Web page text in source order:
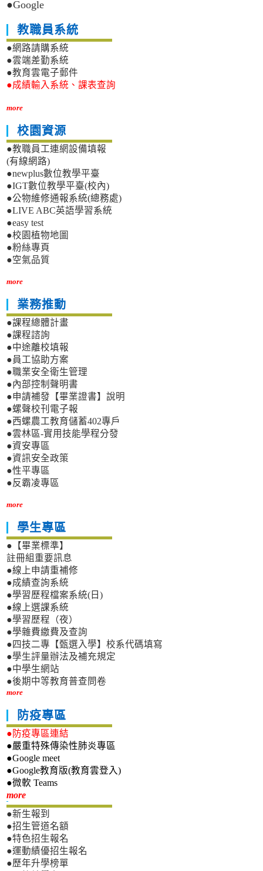
●Google
教職員系統
●網路請購系統
●雲端差勤系統
●教育雲電子郵件
●成績輸入系統、課表查詢
more
校園資源
●教職員工連網設備填報
(有線網路)
●newplus數位教學平臺
●IGT數位教學平臺(校內)
●公物維修通報系統(總務處)
●LIVE ABC英語學習系統
●easy test
●校園植物地圖
●粉絲專頁
●空氣品質
more
業務推動
●課程總體計畫
●課程諮詢
●中途離校填報
●員工協助方案
●職業安全衛生管理
●內部控制聲明書
●申請補發【畢業證書】說明
●螺聲校刊電子報
●西螺農工教育儲蓄402專戶
●雲林區-實用技能學程分發
●資安專區
●資訊安全政策
●性平專區
●反霸凌專區
more
學生專區
●【畢業標準】
註冊組重要訊息
●線上申請重補修
●成績查詢系統
●學習歷程檔案系統(日)
●線上選課系統
●學習歷程（夜）
●學雜費繳費及查詢
●四技二專【甄選入學】校系代碼填寫
●學生評量辦法及補充規定
●中學生網站
●後期中等教育普查問卷
more
防疫專區
●防疫專區連結
●嚴重特殊傳染性肺炎專區
●Google meet
●Google教育版(教育雲登入)
●微軟 Teams
more新生專區
●新生報到
●招生管道名額
●特色招生報名
●運動績優招生報名
●歷年升學榜單